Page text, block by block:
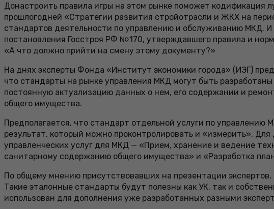
Донастроить правила игры на этом рынке поможет кодификация
прошлогодней «Стратегии развития стройотрасли и ЖКХ на
стандартов деятельности по управлению и обслуживанию МКД.
постановления Госстроя РФ №170, утверждавшего правила и
«А что должно прийти на смену этому документу?»
На днях эксперты Фонда «Институт экономики города» (ИЭГ)
что стандарты на рынке управления МКД могут быть
постоянную актуализацию данных о нем, его содержании и
общего имущества.
Предполагается, что стандарт отдельной услуги по
результат, который можно проконтролировать и «измерить».
управленческих услуг для МКД — «Прием, хранение и ведение
санитарному содержанию общего имущества» и «Разработка
По общему мнению присутствовавших на презентации
Такие эталонные стандарты будут полезны как УК, так и
использован для дополнения уже разработанных разными